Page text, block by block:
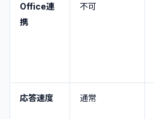
Office連
携
不可
応答速度 通常